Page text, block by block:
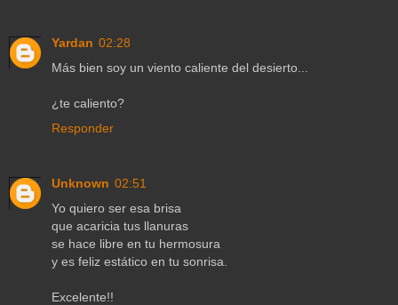
Yardan 02:28
Más bien soy un viento caliente del desierto...
¿te caliento?
Responder
Unknown 02:51
Yo quiero ser esa brisa
que acaricia tus llanuras
se hace libre en tu hermosura
y es feliz estático en tu sonrisa.
Excelente!!